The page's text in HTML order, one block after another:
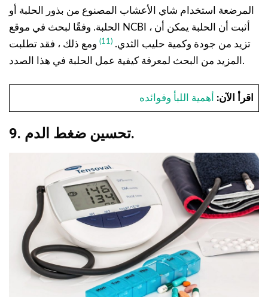
المرضعة استخدام شاي الأعشاب المصنوع من بذور الحلبة أو
الحلبة. وفقًا لبحث في موقع NCBI ، أثبت أن الحلبة يمكن أن
تزيد من جودة وكمية حليب الثدي. (11)
ومع ذلك ، فقد تطلبت
المزيد من البحث لمعرفة كيفية عمل الحلبة في هذا الصدد.
اقرأ الآن: أهمية اللبأ وفوائده
9. تحسين ضغط الدم.